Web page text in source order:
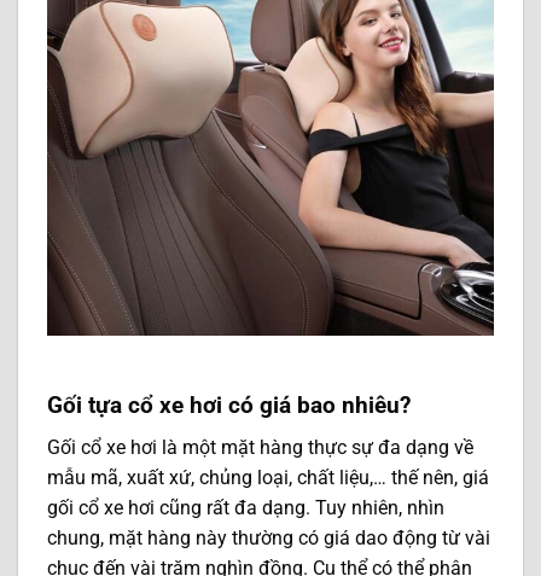
Gối tựa cổ xe hơi có giá bao nhiêu?
Gối cổ xe hơi là một mặt hàng thực sự đa dạng về
mẫu mã, xuất xứ, chủng loại, chất liệu,… thế nên, giá
gối cổ xe hơi cũng rất đa dạng. Tuy nhiên, nhìn
chung, mặt hàng này thường có giá dao động từ vài
chục đến vài trăm nghìn đồng. Cụ thể có thể phân